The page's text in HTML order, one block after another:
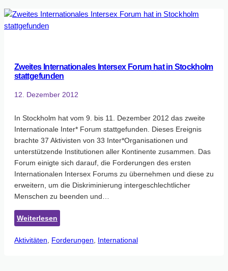
Ban
für
die
Menschenrechte
von
Inter*
ein!
Zweites Internationales Intersex Forum hat in Stockholm
stattgefunden
12. Dezember 2012
In Stockholm hat vom 9. bis 11. Dezember 2012 das zweite
Internationale Inter* Forum stattgefunden. Dieses Ereignis
brachte 37 Aktivisten von 33 Inter*Organisationen und
unterstützende Institutionen aller Kontinente zusammen. Das
Forum einigte sich darauf, die Forderungen des ersten
Internationalen Intersex Forums zu übernehmen und diese zu
erweitern, um die Diskriminierung intergeschlechtlicher
Menschen zu beenden und…
Weiterlesen
Zweites
Internationales
Aktivitäten Forderungen International